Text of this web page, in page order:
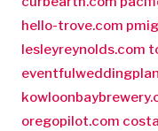
hello-trove.com
lesleyreynolds.com
oregopilot.com